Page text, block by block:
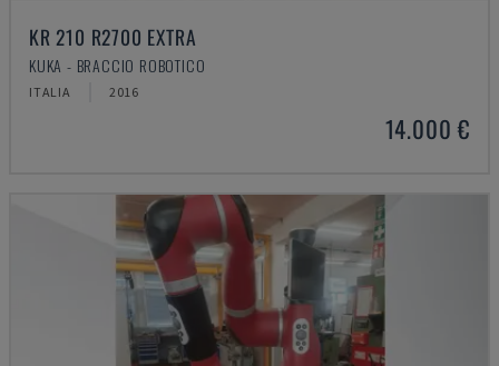
KR 210 R2700 EXTRA
KUKA - BRACCIO ROBOTICO
ITALIA 2016
14.000 €